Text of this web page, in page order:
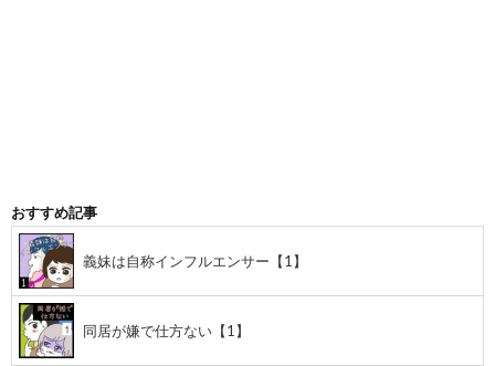
おすすめ記事
義妹は自称インフルエンサー【1】
同居が嫌で仕方ない【1】